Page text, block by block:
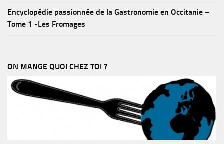
Encyclopédie passionnée de la Gastronomie en Occitanie –
Tome 1 -Les Fromages
ON MANGE QUOI CHEZ TOI ?